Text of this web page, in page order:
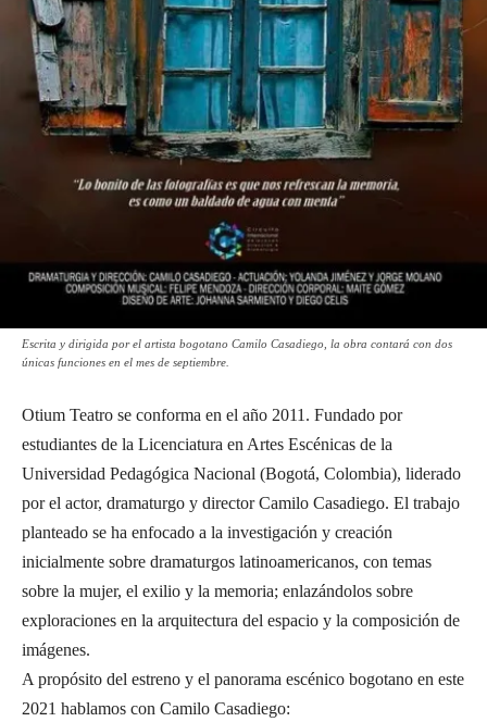
Escrita y dirigida por el artista bogotano Camilo Casadiego, la obra contará con dos
únicas funciones en el mes de septiembre.
Otium Teatro se conforma en el año 2011. Fundado por
estudiantes de la Licenciatura en Artes Escénicas de la
Universidad Pedagógica Nacional (Bogotá, Colombia), liderado
por el actor, dramaturgo y director Camilo Casadiego. El trabajo
planteado se ha enfocado a la investigación y creación
inicialmente sobre dramaturgos latinoamericanos, con temas
sobre la mujer, el exilio y la memoria; enlazándolos sobre
exploraciones en la arquitectura del espacio y la composición de
imágenes.
A propósito del estreno y el panorama escénico bogotano en este
2021 hablamos con Camilo Casadiego: